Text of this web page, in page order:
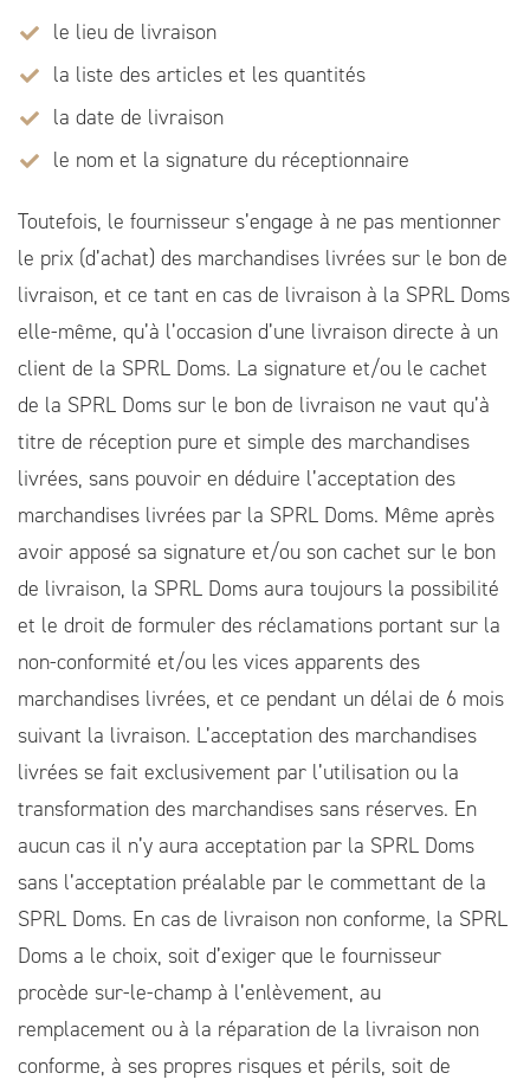
le lieu de livraison
la liste des articles et les quantités
la date de livraison
le nom et la signature du réceptionnaire
Toutefois, le fournisseur s’engage à ne pas mentionner
le prix (d’achat) des marchandises livrées sur le bon de
livraison, et ce tant en cas de livraison à la SPRL Doms
elle-même, qu’à l’occasion d’une livraison directe à un
client de la SPRL Doms. La signature et/ou le cachet
de la SPRL Doms sur le bon de livraison ne vaut qu’à
titre de réception pure et simple des marchandises
livrées, sans pouvoir en déduire l’acceptation des
marchandises livrées par la SPRL Doms. Même après
avoir apposé sa signature et/ou son cachet sur le bon
de livraison, la SPRL Doms aura toujours la possibilité
et le droit de formuler des réclamations portant sur la
non-conformité et/ou les vices apparents des
marchandises livrées, et ce pendant un délai de 6 mois
suivant la livraison. L’acceptation des marchandises
livrées se fait exclusivement par l’utilisation ou la
transformation des marchandises sans réserves. En
aucun cas il n’y aura acceptation par la SPRL Doms
sans l’acceptation préalable par le commettant de la
SPRL Doms. En cas de livraison non conforme, la SPRL
Doms a le choix, soit d’exiger que le fournisseur
procède sur-le-champ à l’enlèvement, au
remplacement ou à la réparation de la livraison non
conforme, à ses propres risques et périls, soit de